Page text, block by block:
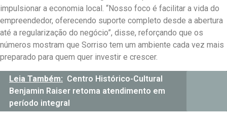
impulsionar a economia local. “Nosso foco é facilitar a vida do
empreendedor, oferecendo suporte completo desde a abertura
até a regularização do negócio”, disse, reforçando que os
números mostram que Sorriso tem um ambiente cada vez mais
preparado para quem quer investir e crescer.
Leia Também: Centro Histórico-Cultural
Benjamin Raiser retoma atendimento em
período integral